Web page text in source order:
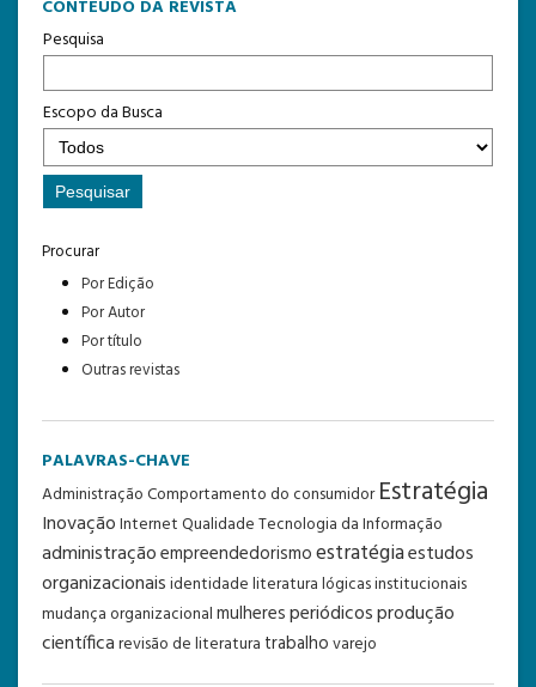
CONTEÚDO DA REVISTA
Pesquisa
Escopo da Busca
Procurar
Por Edição
Por Autor
Por título
Outras revistas
PALAVRAS-CHAVE
AdministraçãoComportamento do consumidor Estratégia
InovaçãoInternetQualidadeTecnologia da Informação
administraçãoempreendedorismoestratégiaestudos
organizacionaisidentidadeliteraturalógicas institucionais
mudança organizacionalmulheresperiódicosprodução
científicarevisão de literatura trabalhovarejo